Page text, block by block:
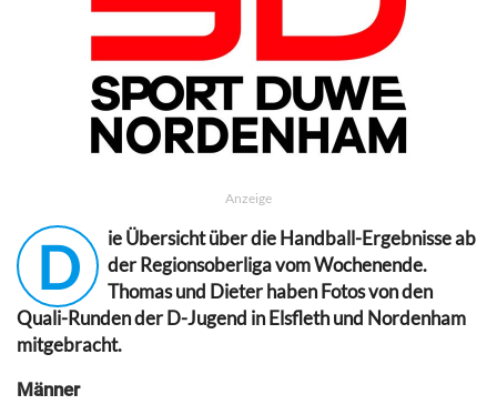
Anzeige
D
ie Übersicht über die Handball-Ergebnisse ab
der Regionsoberliga vom Wochenende.
Thomas und Dieter haben Fotos von den
Quali-Runden der D-Jugend in Elsfleth und Nordenham
mitgebracht.
Männer